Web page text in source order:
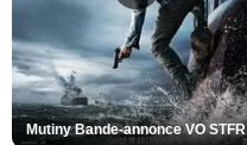
Mutiny Bande-annonce VO STFR